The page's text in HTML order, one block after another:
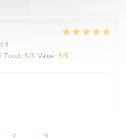
4
Food : 5/5 Value : 5/5